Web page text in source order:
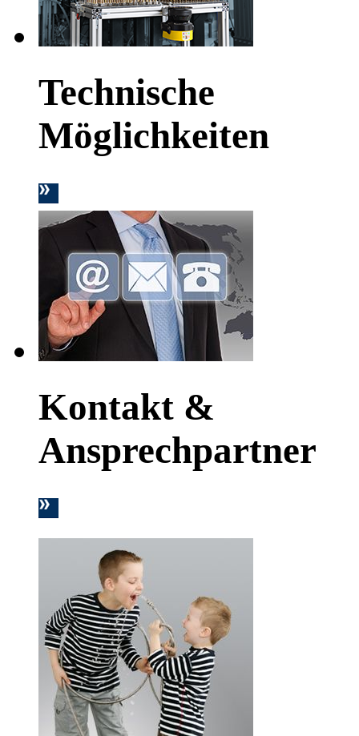
Technische
Möglichkeiten
Kontakt &
Ansprechpartner